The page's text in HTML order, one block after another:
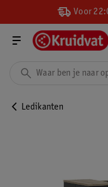
Voor
Ledikanten